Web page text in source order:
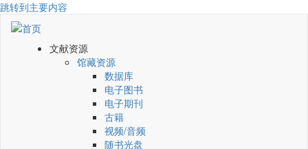
跳转到主要内容
文献资源
馆藏资源
数据库
电子图书
电子期刊
古籍
视频/音频
随书光盘